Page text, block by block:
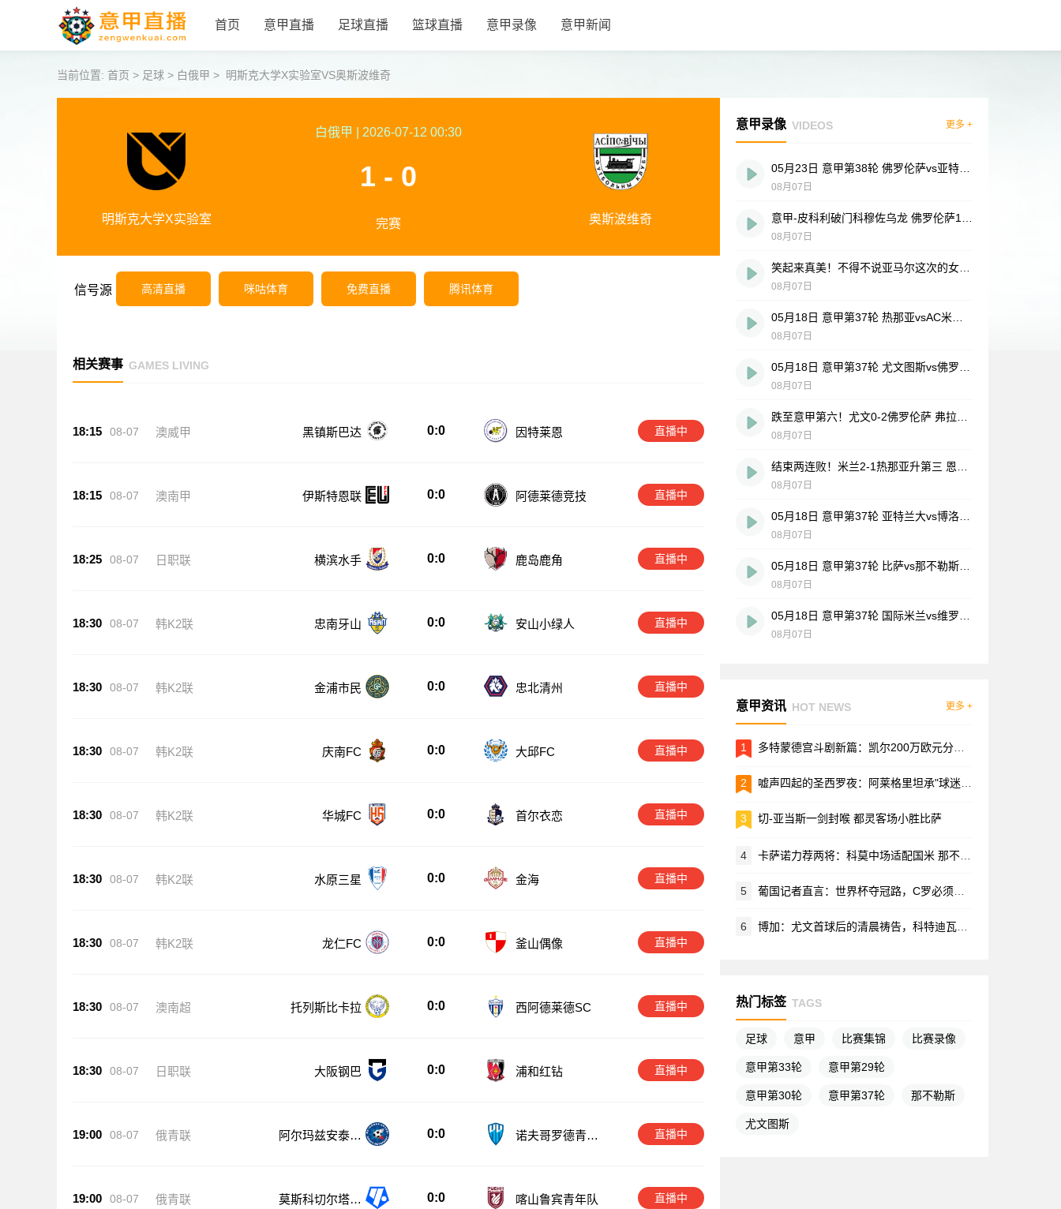
首页 意甲直播 足球直播 篮球直播 意甲录像 意甲新闻
当前位置: 首页 > 足球 > 白俄甲 > 明斯克大学X实验室VS奥斯波维奇
明斯克大学X实验室
白俄甲 2026-07-12 00:30
1 - 0
完赛 奥斯波维奇
信号源 高清直播 咪咕体育 免费直播 腾讯体育
相关赛事 GAMES LIVING
18:15 08-07 澳威甲 黑镇斯巴达 0:0 因特莱恩 直播中
18:15 08-07 澳南甲 伊斯特恩联 0:0 阿德莱德竞技 直播中
18:25 08-07 日职联 横滨水手 0:0 鹿岛鹿角 直播中
18:30 08-07 韩K2联 忠南牙山 0:0 安山小绿人 直播中
18:30 08-07 韩K2联 金浦市民 0:0 忠北清州 直播中
18:30 08-07 韩K2联 庆南FC 0:0 大邱FC 直播中
18:30 08-07 韩K2联 华城FC 0:0 首尔衣恋 直播中
18:30 08-07 韩K2联 水原三星 0:0 金海 直播中
18:30 08-07 韩K2联 龙仁FC 0:0 釜山偶像 直播中
18:30 08-07 澳南超 托列斯比卡拉 0:0 西阿德莱德SC 直播中
18:30 08-07 日职联 大阪钢巴 0:0 浦和红钻 直播中
19:00 08-07 俄青联
阿尔玛兹安泰青
0:0
诺夫哥罗德青年
直播中
19:00 08-07 俄青联
莫斯科切尔塔诺
0:0 喀山鲁宾青年队 直播中
意甲录像 VIDEOS 更多 +
08月07日
08月07日
08月07日
08月07日
08月07日
08月07日
08月07日
08月07日
08月07日
08月07日
意甲资讯 HOT NEWS 更多 +
1 多特蒙德宫斗剧新篇：凯尔200万欧元分手费拉锯战内幕
2 嘘声四起的圣西罗夜：阿莱格里坦承"球迷的愤怒情有可原"
3 切-亚当斯一剑封喉 都灵客场小胜比萨
4 卡萨诺力荐两将：科莫中场适配国米 那不勒斯节拍器引双雄争夺
5 葡国记者直言：世界杯夺冠路，C罗必须让位
6 博加：尤文首球后的清晨祷告，科特迪瓦飞翼的蓝白情结
热门标签 TAGS
足球 意甲 比赛集锦 比赛录像
意甲第33轮 意甲第29轮
意甲第30轮 意甲第37轮 那不勒斯
尤文图斯